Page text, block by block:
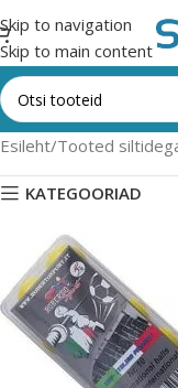
Skip to navigation
Skip to main content
Esileht Tooted
KATEGOORIAD